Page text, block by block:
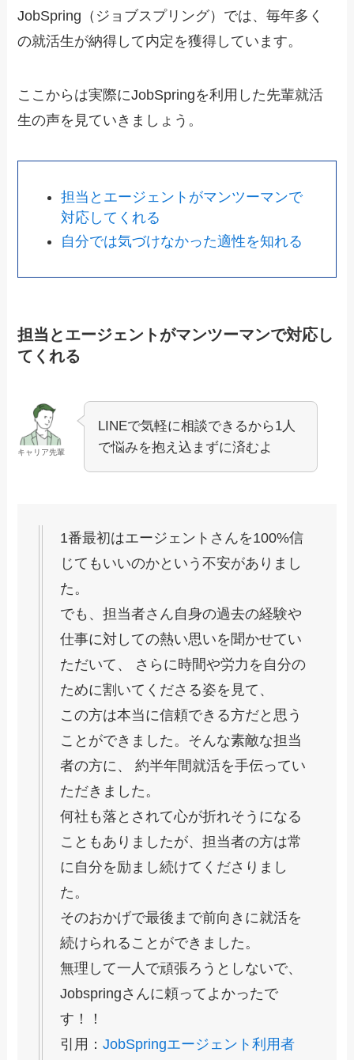
JobSpring（ジョブスプリング）では、毎年多く
の就活生が納得して内定を獲得しています。
ここからは実際にJobSpringを利用した先輩就活
生の声を見ていきましょう。
担当とエージェントがマンツーマンで
対応してくれる
自分では気づけなかった適性を知れる
担当とエージェントがマンツーマンで対応し
てくれる
キャリア先輩
LINEで気軽に相談できるから1人
で悩みを抱え込まずに済むよ
1番最初はエージェントさんを100%信
じてもいいのかという不安がありまし
た。
でも、担当者さん自身の過去の経験や
仕事に対しての熱い思いを聞かせてい
ただいて、 さらに時間や労力を自分の
ために割いてくださる姿を見て、
この方は本当に信頼できる方だと思う
ことができました。そんな素敵な担当
者の方に、 約半年間就活を手伝ってい
ただきました。
何社も落とされて心が折れそうになる
こともありましたが、担当者の方は常
に自分を励まし続けてくださりまし
た。
そのおかげで最後まで前向きに就活を
続けられることができました。
無理して一人で頑張ろうとしないで、
Jobspringさんに頼ってよかったで
す！！
引用：JobSpringエージェント利用者